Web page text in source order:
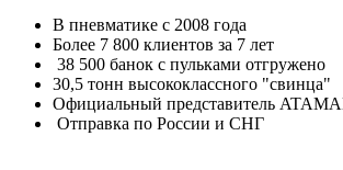
В пневматике с 2008 года
Более 7 800 клиентов за 7 лет
38 500 банок с пульками отгружено
30,5 тонн высококлассного "свинца"
Официальный представитель
Отправка по России и СНГ